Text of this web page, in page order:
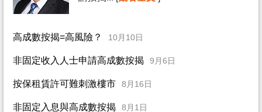
高成數按揭=高風險？ 10月10日
非固定收入人士申請高成數按揭 9月6日
按保租賃許可難刺激樓市 8月16日
非固定入息與高成數按揭 8月1日